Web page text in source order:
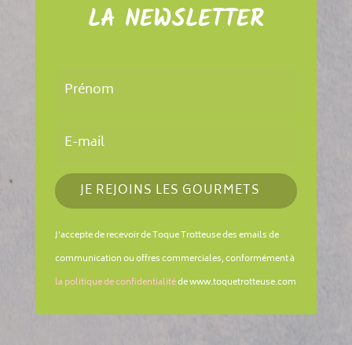
LA NEWSLETTER
JE REJOINS LES GOURMETS
J'accepte de recevoir de Toque Trotteuse des emails de
communication ou offres commerciales, conformément à
la politique de confidentialitéde www.toquetrotteuse.com